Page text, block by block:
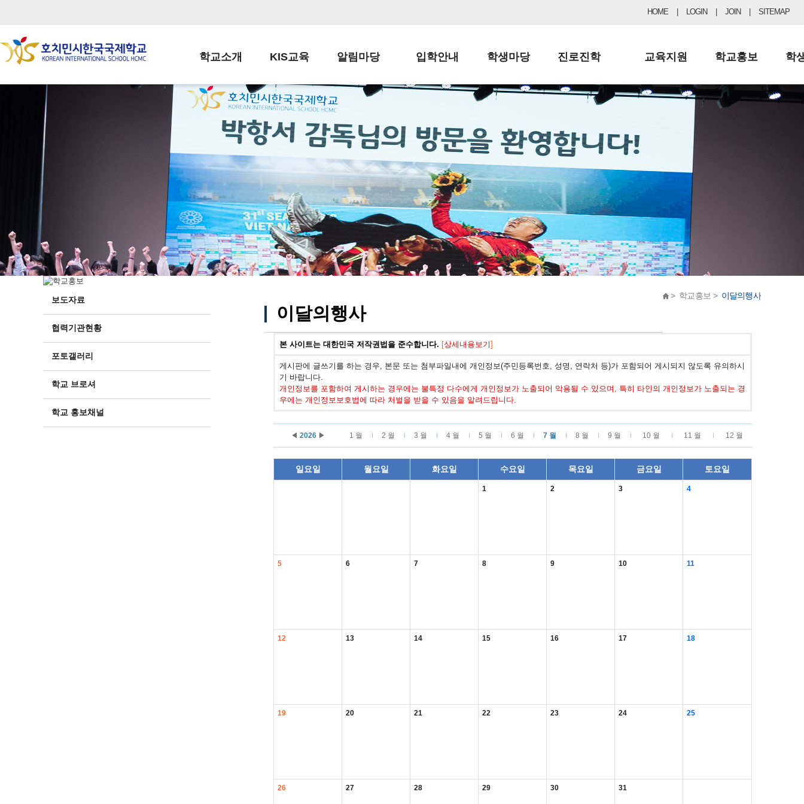
HOME LOGIN JOIN SITEMAP
학교소개
학교장인사말
학교상징
학교연혁
교직원현황
학생현황
위치/전화
전경사진
KIS교육
교육목표
학사일정
일과시간표
성과평가자료
알림마당
공지사항
납부금 안내
스쿨버스 운행 안내
급식안내
서식자료실
학부모방
정기고사 기출문제
입학안내
전-편입 서류양식
입학금/수업료
교복구입안내
학생마당
학생생활규정
학교신문
자율진로동아리
유초등 소식지
진로진학
공지사항 및 입시자료
드림레터
교육지원
행정실
학교운영위원회
학교건축기금
학교홍보
보도자료
학
보도자료
협력기관현황
포토갤러리
학교 브로셔
학교 홍보채널
> 학교홍보 > 이달의행사
이달의행사
본 사이트는 대한민국 저작권법을 준수합니다. [상세내용보기]
게시판에 글쓰기를 하는 경우, 본문 또는 첨부파일내에 개인정보(주민등록번호, 성명, 연락처 등)가 포함되어 게시되지 않도록 유의하시
기 바랍니다.
개인정보를 포함하여 게시하는 경우에는 불특정 다수에게 개인정보가 노출되어 악용될 수 있으며, 특히 타인의 개인정보가 노출되는 경
우에는 개인정보보호법에 따라 처벌을 받을 수 있음을 알려드립니다.
◀ 2026 ▶ 1 월 2 월 3 월 4 월 5 월 6 월 7 월 8 월 9 월 10 월 11 월 12 월
일요일 월요일 화요일 수요일 목요일 금요일 토요일
1 2 3 4
5 6 7 8 9 10 11
12 13 14 15 16 17 18
19 20 21 22 23 24 25
26 27 28 29 30 31